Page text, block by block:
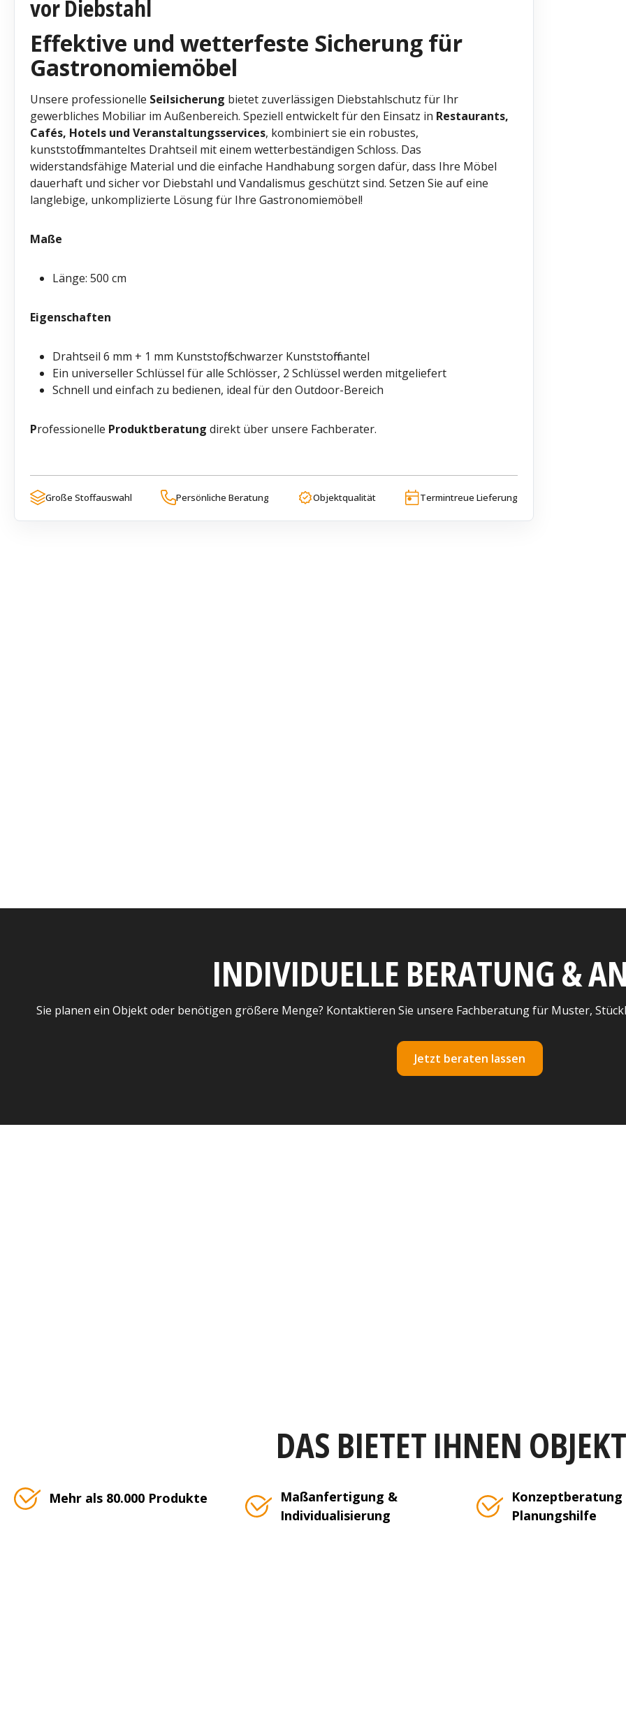
vor Diebstahl
Effektive und wetterfeste Sicherung für
Gastronomiemöbel
Unsere professionelle Seilsicherung bietet zuverlässigen Diebstahlschutz für Ihr
gewerbliches Mobiliar im Außenbereich. Speziell entwickelt für den Einsatz in Restaurants,
Cafés, Hotels und Veranstaltungsservices, kombiniert sie ein robustes,
kunststoffummanteltes Drahtseil mit einem wetterbeständigen Schloss. Das
widerstandsfähige Material und die einfache Handhabung sorgen dafür, dass Ihre Möbel
dauerhaft und sicher vor Diebstahl und Vandalismus geschützt sind. Setzen Sie auf eine
langlebige, unkomplizierte Lösung für Ihre Gastronomiemöbel!
Maße
Länge: 500 cm
Eigenschaften
Drahtseil 6 mm + 1 mm Kunststoff, schwarzer Kunststoffmantel
Ein universeller Schlüssel für alle Schlösser, 2 Schlüssel werden mitgeliefert
Schnell und einfach zu bedienen, ideal für den Outdoor-Bereich
Professionelle Produktberatung direkt über unsere Fachberater.
Große Stoffauswahl Persönliche Beratung Objektqualität Termintreue Lieferung
INDIVIDUELLE BERATUNG &
Sie planen ein Objekt oder benötigen größere Menge? Kontaktieren Sie unsere Fachberatung für Muster,
Jetzt beraten lassen
DAS BIETET IHNEN
Mehr als 80.000 Produkte
Maßanfertigung &
Individualisierung
Konzeptberatung
Planungshilfe